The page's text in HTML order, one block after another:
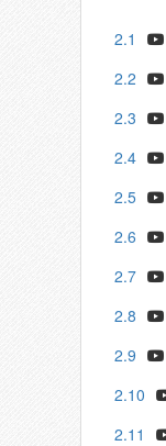
2.1
2.2
2.3
2.4
2.5
2.6
2.7
2.8
2.9
2.10
2.11